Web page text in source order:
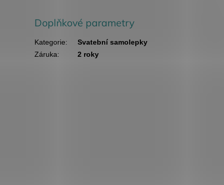
Doplňkové parametry
Kategorie:
Svatební samolepky
Záruka: 2 roky